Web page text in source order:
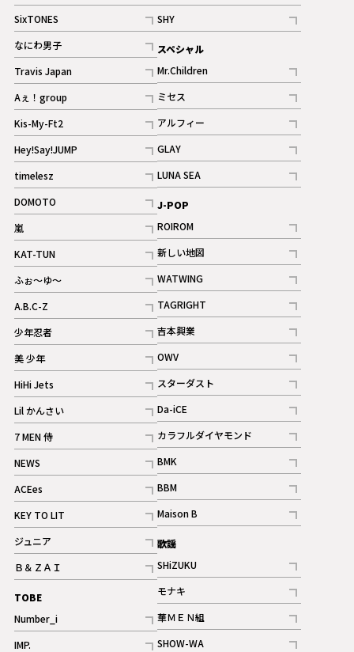
記事
ギャラリー
SixTONES
記事
ギャラリー
なにわ男子
記事
Travis Japan
記事
Aぇ！group
記事
Kis-My-Ft2
記事
ギャラリー
Hey!Say!JUMP
記事
timelesz
記事
DOMOTO
記事
嵐
記事
KAT-TUN
記事
ふぉ～ゆ～
記事
A.B.C-Z
記事
ギャラリー
少年忍者
記事
美 少年
記事
HiHi Jets
記事
Lil かんさい
記事
7 MEN 侍
記事
NEWS
記事
ACEes
記事
KEY TO LIT
記事
ジュニア
記事
Ｂ＆ＺＡＩ
記事
TOBE
Number_i
記事
IMP.
記事
SHY
記事
スペシャル
Mr.Children
記事
ミセス
記事
アルフィー
記事
GLAY
記事
LUNA SEA
記事
J-POP
ROIROM
記事
新しい地図
記事
WATWING
記事
TAGRIGHT
記事
吉本興業
記事
OWV
記事
ギャラリー
スターダスト
記事
Da-iCE
記事
カラフルダイヤモンド
記事
BMK
記事
BBM
記事
ギャラリー
Maison B
記事
歌謡
SHiZUKU
記事
モナキ
記事
華ＭＥＮ組
記事
SHOW-WA